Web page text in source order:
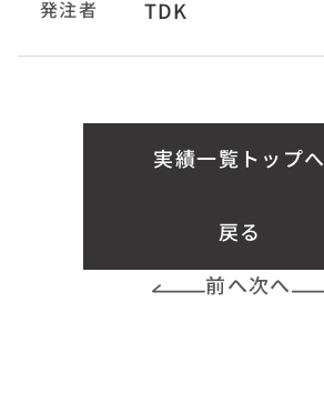
発注者 TDK
実績一覧トップへ
戻る
前へ次へ